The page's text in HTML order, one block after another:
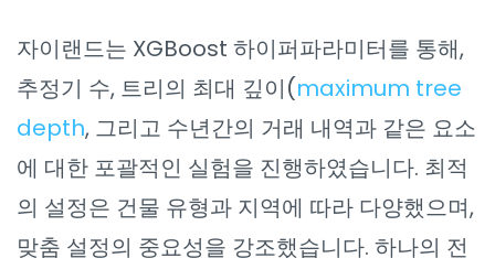
자이랜드는 XGBoost 하이퍼파라미터를 통해,
추정기 수, 트리의 최대 깊이(maximum tree
depth, 그리고 수년간의 거래 내역과 같은 요소
에 대한 포괄적인 실험을 진행하였습니다. 최적
의 설정은 건물 유형과 지역에 따라 다양했으며,
맞춤 설정의 중요성을 강조했습니다. 하나의 전